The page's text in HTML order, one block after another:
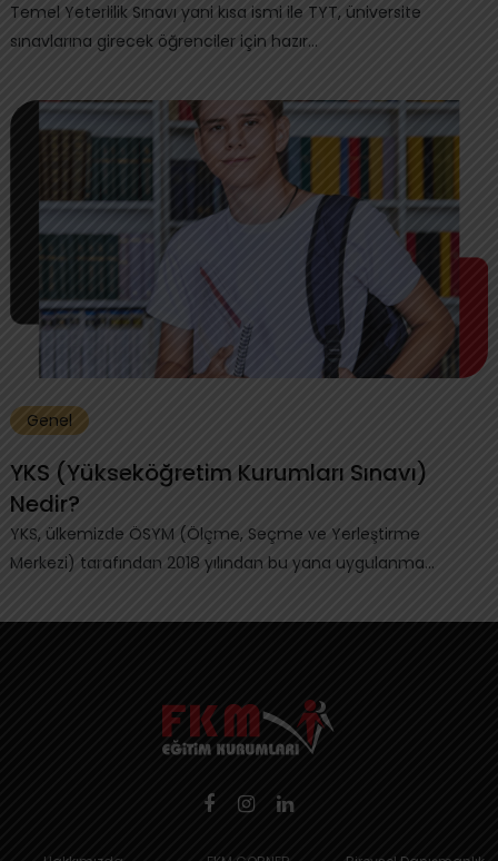
Temel Yeterlilik Sınavı yani kısa ismi ile TYT, üniversite
sınavlarına girecek öğrenciler için hazır...
Genel
YKS (Yükseköğretim Kurumları Sınavı)
Nedir?
YKS, ülkemizde ÖSYM (Ölçme, Seçme ve Yerleştirme
Merkezi) tarafından 2018 yılından bu yana uygulanma...